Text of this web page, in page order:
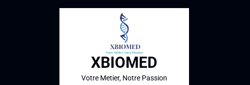
XBIOMED
Votre Metier, Notre Passion